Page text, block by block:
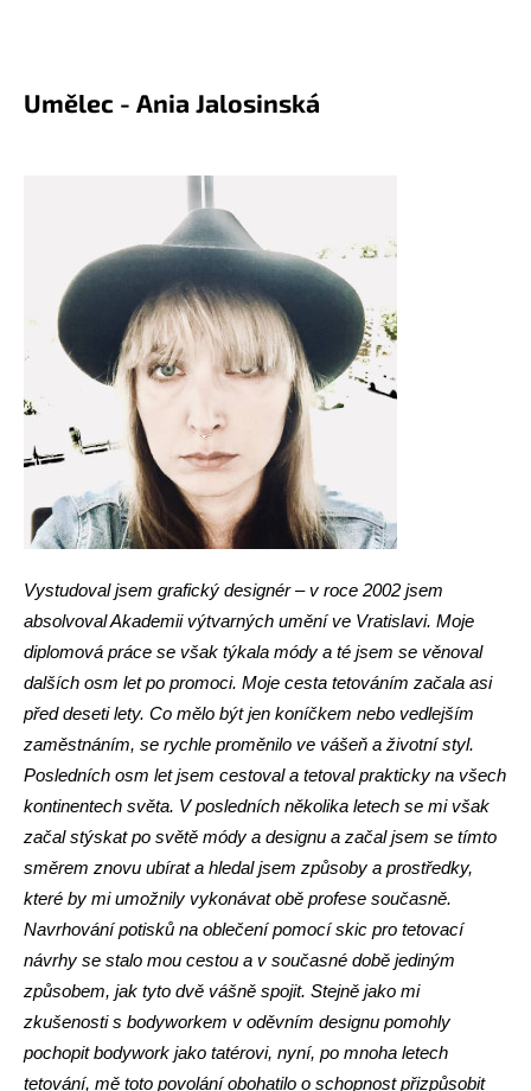
Umělec - Ania Jalosinská
Vystudoval jsem grafický designér – v roce 2002 jsem
absolvoval Akademii výtvarných umění ve Vratislavi. Moje
diplomová práce se však týkala módy a té jsem se věnoval
dalších osm let po promoci. Moje cesta tetováním začala asi
před deseti lety. Co mělo být jen koníčkem nebo vedlejším
zaměstnáním, se rychle proměnilo ve vášeň a životní styl.
Posledních osm let jsem cestoval a tetoval prakticky na všech
kontinentech světa. V posledních několika letech se mi však
začal stýskat po světě módy a designu a začal jsem se tímto
směrem znovu ubírat a hledal jsem způsoby a prostředky,
které by mi umožnily vykonávat obě profese současně.
Navrhování potisků na oblečení pomocí skic pro tetovací
návrhy se stalo mou cestou a v současné době jediným
způsobem, jak tyto dvě vášně spojit. Stejně jako mi
zkušenosti s bodyworkem v oděvním designu pomohly
pochopit bodywork jako tatérovi, nyní, po mnoha letech
tetování, mě toto povolání obohatilo o schopnost přizpůsobit